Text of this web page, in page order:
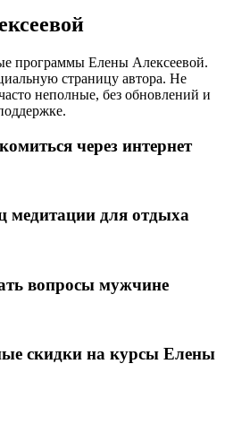
программы Елены Алексеевой.
страницу автора. Не
неполные, без обновлений и
через интернет
медитации для отдыха
вопросы мужчине
скидки на курсы Елены